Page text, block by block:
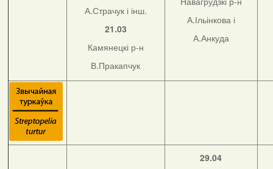
А.Страчук і інш.
21.03
Камянецкі р-н
В.Пракапчук
А.Ільінкова і
А.Анкуда
29.04